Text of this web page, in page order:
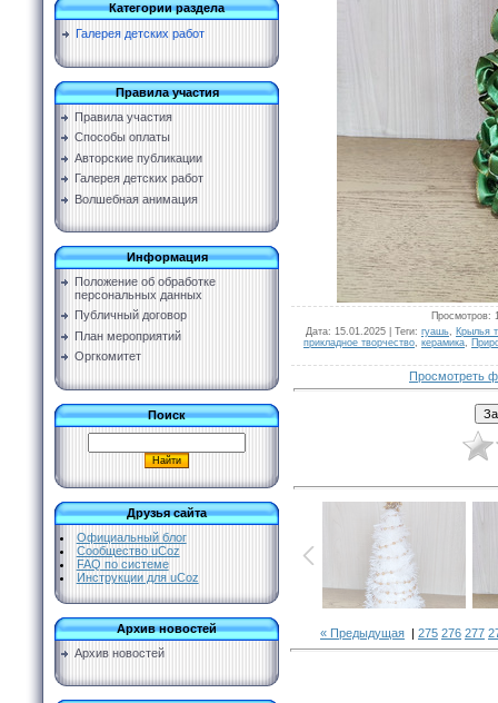
Категории раздела
Галерея детских работ
Правила участия
Правила участия
Способы оплаты
Авторские публикации
Галерея детских работ
Волшебная анимация
Информация
Положение об обработке
персональных данных
Публичный договор
План мероприятий
Оргкомитет
Поиск
Друзья сайта
Официальный блог
Сообщество uCoz
FAQ по системе
Инструкции для uCoz
Архив новостей
Архив новостей
Просмотров:
Дата: 15.01.2025 | Теги: гуашь
Крылья
прикладное творчество керамика
Просмотреть
« Предыдущая | 275 276 277